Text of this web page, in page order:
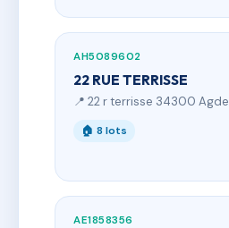
AH5089602
22 RUE TERRISSE
📍 22 r terrisse 34300 Agde
🏠 8 lots
AE1858356